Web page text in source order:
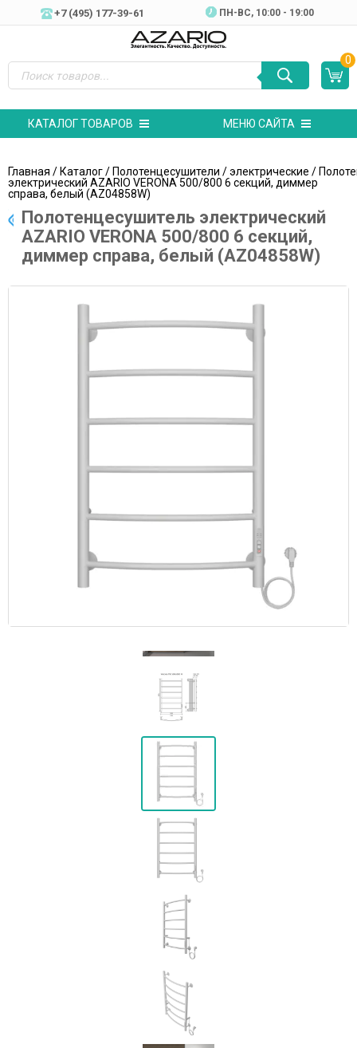
+7 (495) 177-39-61 ПН-ВC, 10:00 - 19:00
0
КАТАЛОГ ТОВАРОВ МЕНЮ САЙТА
Главная /Каталог/Полотенцесушители /электрические /
электрический AZARIO VERONA 500/800 6 секций, диммер
справа, белый (AZ04858W)
Полотенцесушитель электрический
AZARIO VERONA 500/800 6 секций,
диммер справа, белый (AZ04858W)